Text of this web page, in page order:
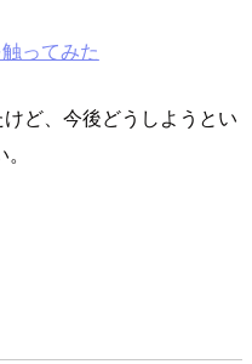
ってみた
ど、今後どうしようとい